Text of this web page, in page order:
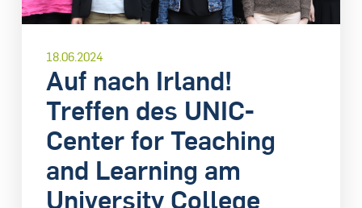
18.06.2024
Auf nach Irland!
Treffen des UNIC-
Center for Teaching
and Learning am
University College